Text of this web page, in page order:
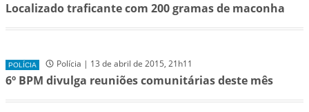
Localizado traficante com 200 gramas de maconha
POLÍCIA Polícia | 13 de abril de 2015, 21h11
6º BPM divulga reuniões comunitárias deste mês